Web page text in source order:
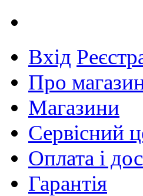
Вхід
Про
Магазини
Сервісний
Оплата і
Гарантія